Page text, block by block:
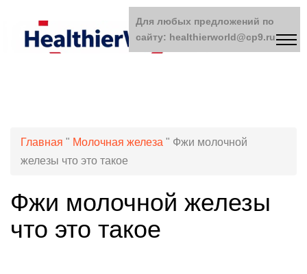
Главная " Молочная железа " Фжи молочной
железы что это такое
Фжи молочной железы
что это такое
Для любых предложений по
сайту: healthierworld@cp9.ru